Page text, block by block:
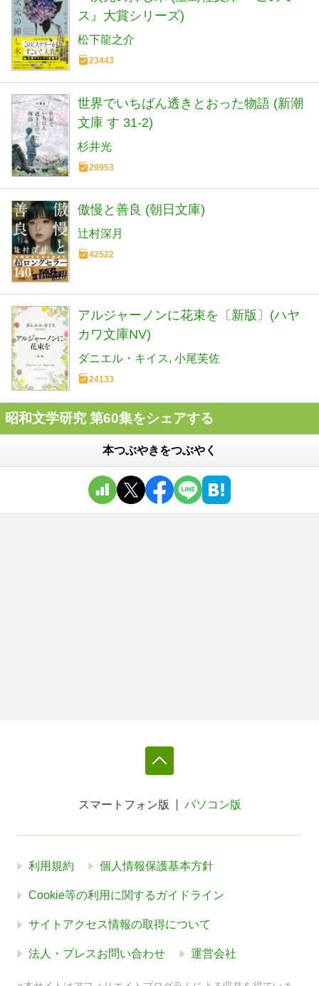
ス』大賞シリーズ)
松下龍之介
23443
世界でいちばん透きとおった物語 (新潮
文庫 す 31-2)
杉井光
29953
傲慢と善良 (朝日文庫)
辻村深月
42522
アルジャーノンに花束を〔新版〕(ハヤ
カワ文庫NV)
ダニエル・キイス 小尾芙佐
24133
昭和文学研究 第60集をシェアする
本つぶやきをつぶやく
スマートフォン版 パソコン版
利用規約 個人情報保護基本方針
Cookie等の利用に関するガイドライン
サイトアクセス情報の取得について
法人・プレスお問い合わせ 運営会社